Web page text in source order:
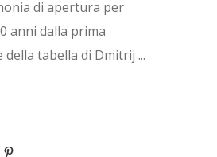
di apertura per
anni dalla prima
della tabella di Dmitrij